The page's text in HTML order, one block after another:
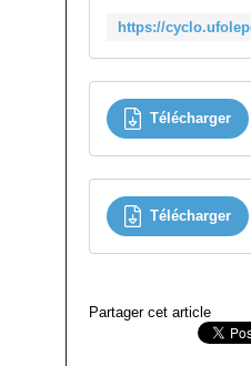
Télécharger
Télécharger
Partager cet article